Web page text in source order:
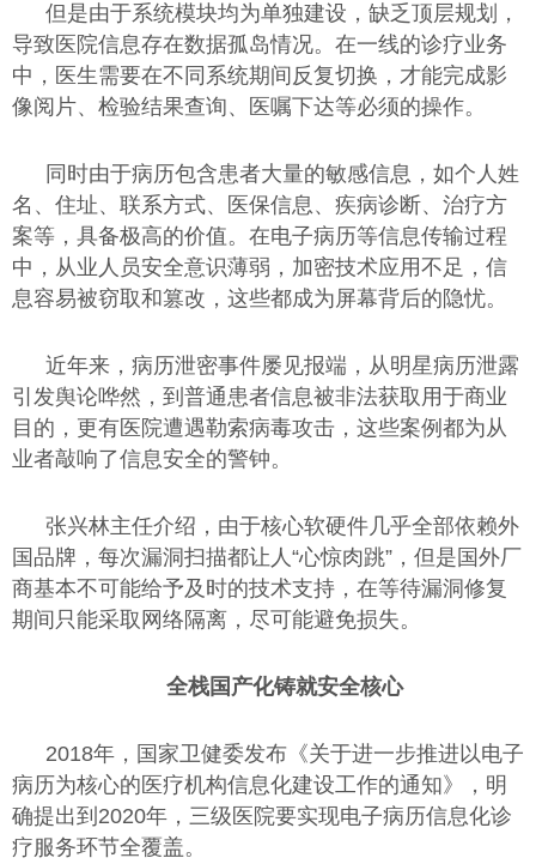
但是由于系统模块均为单独建设，缺乏顶层规划，
导致医院信息存在数据孤岛情况。在一线的诊疗业务
中，医生需要在不同系统期间反复切换，才能完成影
像阅片、检验结果查询、医嘱下达等必须的操作。
同时由于病历包含患者大量的敏感信息，如个人姓
名、住址、联系方式、医保信息、疾病诊断、治疗方
案等，具备极高的价值。在电子病历等信息传输过程
中，从业人员安全意识薄弱，加密技术应用不足，信
息容易被窃取和篡改，这些都成为屏幕背后的隐忧。
近年来，病历泄密事件屡见报端，从明星病历泄露
引发舆论哗然，到普通患者信息被非法获取用于商业
目的，更有医院遭遇勒索病毒攻击，这些案例都为从
业者敲响了信息安全的警钟。
张兴林主任介绍，由于核心软硬件几乎全部依赖外
国品牌，每次漏洞扫描都让人“心惊肉跳”，但是国外厂
商基本不可能给予及时的技术支持，在等待漏洞修复
期间只能采取网络隔离，尽可能避免损失。
全栈国产化铸就安全核心
2018年，国家卫健委发布《关于进一步推进以电子
病历为核心的医疗机构信息化建设工作的通知》，明
确提出到2020年，三级医院要实现电子病历信息化诊
疗服务环节全覆盖。